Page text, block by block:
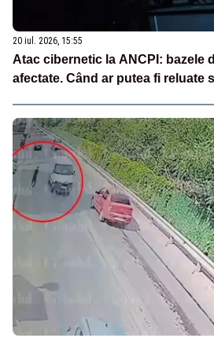
20 iul. 2026, 15:55
Atac cibernetic la ANCPI: bazele
afectate. Când ar putea fi reluate